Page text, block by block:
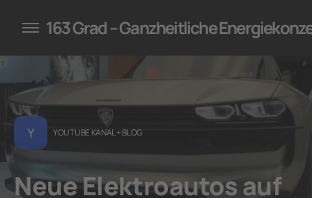
für Unternehmen
163 Grad – Ganzheitliche
Y YOUTUBE KANAL + BLOG
Neue Elektroautos auf